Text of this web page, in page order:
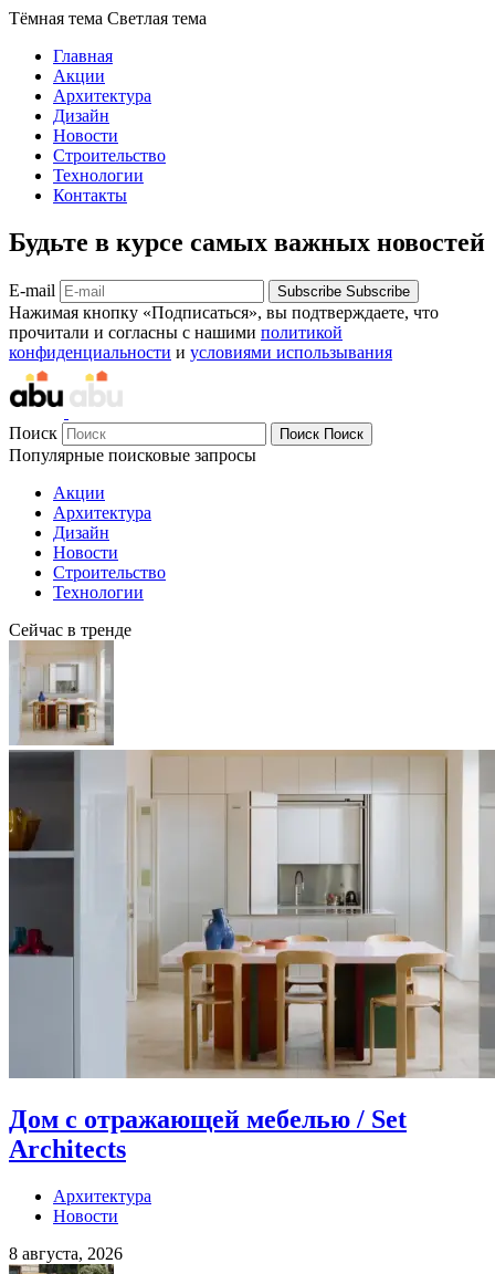
Тёмная тема Светлая тема
Главная
Акции
Архитектура
Дизайн
Новости
Строительство
Технологии
Контакты
Будьте в курсе самых важных новостей
E-mail Subscribe Subscribe
Нажимая кнопку «Подписаться», вы подтверждаете, что
прочитали и согласны с нашими политикой
конфиденциальности и условиями использывания
Поиск Поиск Поиск
Популярные поисковые запросы
Акции
Архитектура
Дизайн
Новости
Строительство
Технологии
Сейчас в тренде
Дом с отражающей мебелью / Set
Architects
Архитектура
Новости
8 августа, 2026